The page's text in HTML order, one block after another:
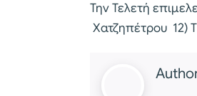
Την Τελετή
Χατζηπέτρου 12)